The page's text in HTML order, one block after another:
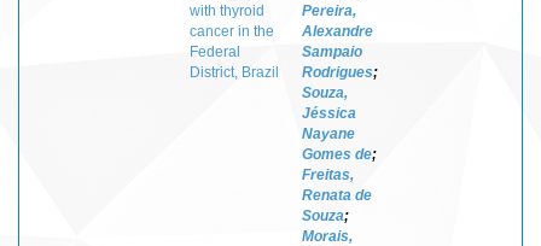
with thyroid
cancer in the
Federal
District, Brazil
Pereira,
Alexandre
Sampaio
Rodrigues;
Souza,
Jéssica
Nayane
Gomes de;
Freitas,
Renata de
Souza;
Morais,